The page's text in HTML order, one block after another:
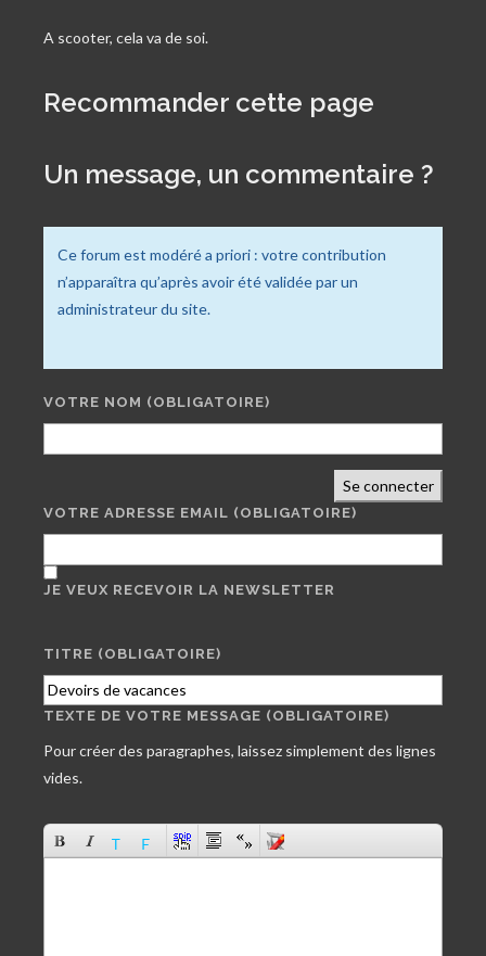
A scooter, cela va de soi.
Recommander cette page
Un message, un commentaire ?
Ce forum est modéré a priori : votre contribution
n’apparaîtra qu’après avoir été validée par un
administrateur du site.
VOTRE NOM (OBLIGATOIRE)
Se connecter
VOTRE ADRESSE EMAIL (OBLIGATOIRE)
JE VEUX RECEVOIR LA NEWSLETTER
TITRE (OBLIGATOIRE)
TEXTE DE VOTRE MESSAGE (OBLIGATOIRE)
Pour créer des paragraphes, laissez simplement des lignes
vides.